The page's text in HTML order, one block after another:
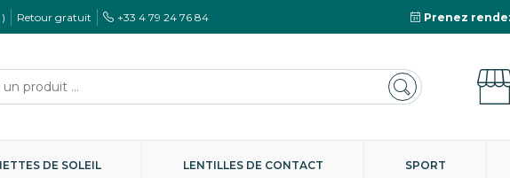
Retour gratuit +33 4 79 24 76 84 Prenez
DE SOLEIL LENTILLES DE CONTACT SPORT